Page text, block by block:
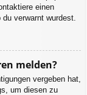
einen
verwarnt wurdest.
melden?
vergeben hat,
um diesen zu